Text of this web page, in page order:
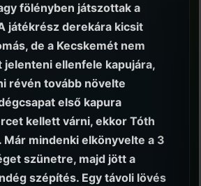
fölényben játszottak a
játékrész derekára kicsit
de a Kecskemét nem
ellenfele kapujára,
révén tovább növelte
első kapura
kellett várni, ekkor Tóth
mindenki elkönyvelte a 3
szünetre, majd jött a
szépítés. Egy távoli lövés